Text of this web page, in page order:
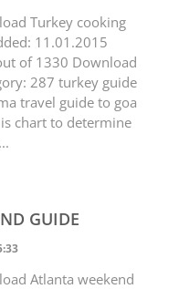
Turkey cooking
11.01.2015
of 1330 Download
287 turkey guide
travel guide to goa
chart to determine
GUIDE
Atlanta weekend